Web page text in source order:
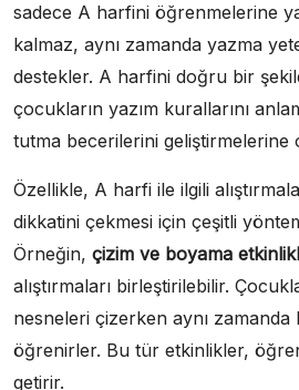
sadece A harfini öğrenmelerine
kalmaz, aynı zamanda yazma
destekler. A harfini doğru bir
çocukların yazım kurallarını
tutma becerilerini geliştirmelerine
Özellikle, A harfi ile ilgili
dikkatini çekmesi için çeşitli
Örneğin, çizim ve boyama
alıştırmaları birleştirilebilir.
nesneleri çizerken aynı zamanda
öğrenirler. Bu tür etkinlikler,
getirir.